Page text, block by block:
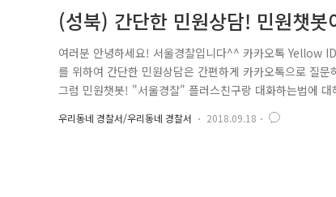
(성북) 간단한 민원상담! 민원챗
여러분 안녕하세요! 서울경찰입니다^^ 카카오톡 Yellow
를 위하여 간단한 민원상담은 간편하게 카카오톡으로 질
그럼 민원챗봇! "서울경찰" 플러스친구랑 대화하는법에
카오톡을 다운받아주세요~ 먼저 카카오톡을 들어가셔서
경찰'을 입력해주세요! 그러면 서울경찰이라는 이름을 가
우리동네 경찰서/우리동네 경찰서 2018.09.18